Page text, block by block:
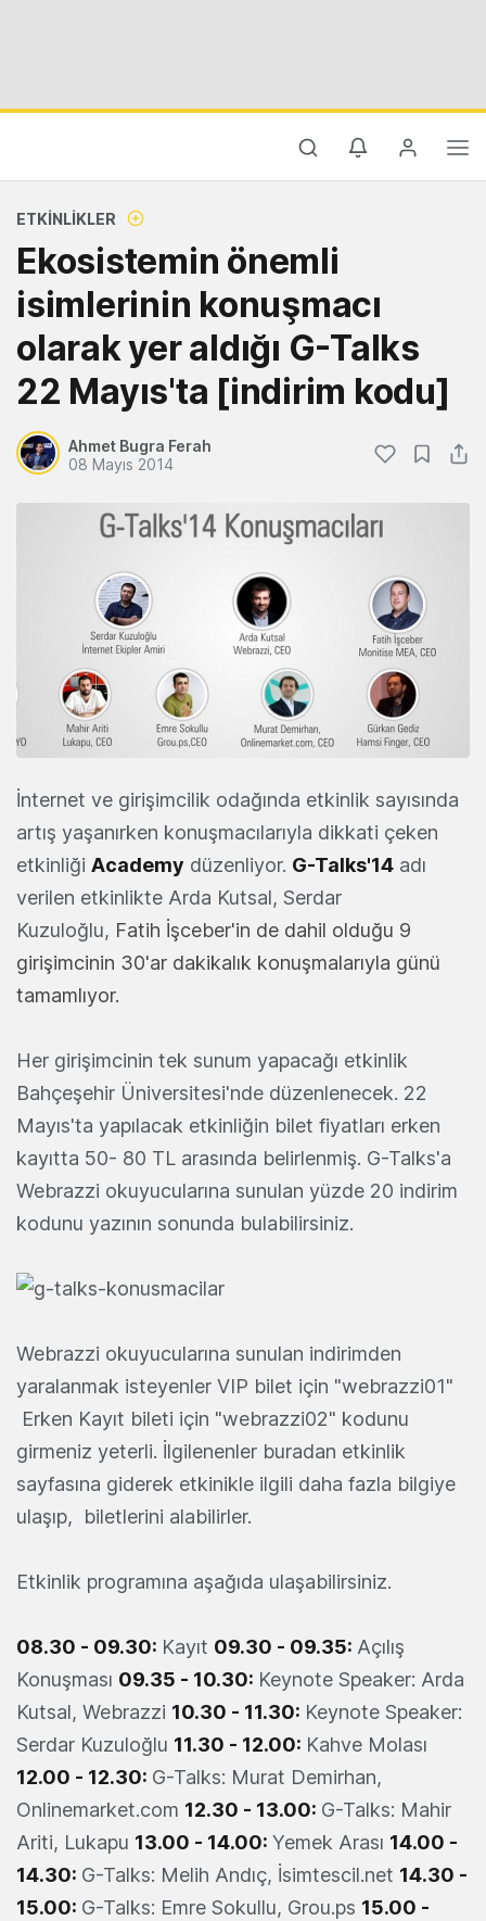
ETKINLIKLER
Ekosistemin önemli
isimlerinin konuşmacı
olarak yer aldığı G-Talks
22 Mayıs'ta [indirim kodu]
Ahmet Bugra Ferah
08 Mayıs 2014
İnternet ve girişimcilik odağında etkinlik sayısında
artış yaşanırken konuşmacılarıyla dikkati çeken
etkinliği Academy düzenliyor. G-Talks'14 adı
verilen etkinlikte Arda Kutsal, Serdar
Kuzuloğlu, Fatih İşceber'in de dahil olduğu 9
girişimcinin 30'ar dakikalık konuşmalarıyla günü
tamamlıyor.
Her girişimcinin tek sunum yapacağı etkinlik
Bahçeşehir Üniversitesi'nde düzenlenecek. 22
Mayıs'ta yapılacak etkinliğin bilet fiyatları erken
kayıtta 50- 80 TL arasında belirlenmiş. G-Talks'a
Webrazzi okuyucularına sunulan yüzde 20 indirim
kodunu yazının sonunda bulabilirsiniz.
Webrazzi okuyucularına sunulan indirimden
yaralanmak isteyenler VIP bilet için "webrazzi01"
Erken Kayıt bileti için "webrazzi02" kodunu
girmeniz yeterli. İlgilenenler buradan etkinlik
sayfasına giderek etkinikle ilgili daha fazla bilgiye
ulaşıp, biletlerini alabilirler.
Etkinlik programına aşağıda ulaşabilirsiniz.
08.30 - 09.30: Kayıt 09.30 - 09.35: Açılış
Konuşması 09.35 - 10.30: Keynote Speaker: Arda
Kutsal, Webrazzi 10.30 - 11.30: Keynote Speaker:
Serdar Kuzuloğlu 11.30 - 12.00: Kahve Molası
12.00 - 12.30: G-Talks: Murat Demirhan,
Onlinemarket.com 12.30 - 13.00: G-Talks: Mahir
Ariti, Lukapu 13.00 - 14.00: Yemek Arası 14.00 -
14.30: G-Talks: Melih Andıç, İsimtescil.net 14.30 -
15.00: G-Talks: Emre Sokullu, Grou.ps 15.00 -